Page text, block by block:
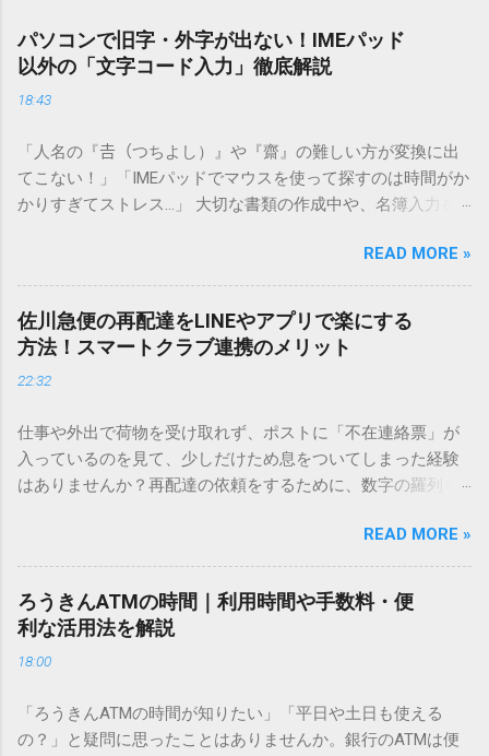
パソコンで旧字・外字が出ない！IMEパッド
以外の「文字コード入力」徹底解説
18:43
「人名の『𠮷（つちよし）』や『齋』の難しい方が変換に出
てこない！」「IMEパッドでマウスを使って探すのは時間がか
かりすぎてストレス…」 大切な書類の作成中や、名簿入力を
てしまいますよね。多くの人が「IMEパッド（手書き入力）」
を使いますが、実はマウスで一画ずつ書くのは非効率です
し、似た漢字が多すぎて結局見つからないことも少なくあり
ません。 そこで今回は、IMEパッドを使わずに、特定のコー
ドを打ち込むだけで一瞬で旧字や外字、特殊記号を呼び出す
「文字コード入力」のテクニックを詳しく解説します。 この
必要はありません。 1. なぜ「変換」しても旧字・外字が出て
こないのか？ そもそも、なぜ普通の変換で出てこない漢字が
あるのでしょうか。その理由は、パソコンが文字を認識する
は、JIS規格（日本産業規格）によって「第1水準」「第2水
準」といった形で整理されています。しかし、人名や地名に
使われる非常に古い漢字（旧字）や、特定の組織だけで作ら
れた「外字」は、この一般的な変換リストに含まれていない
ン上のすべての文字には、いわば「住所」のような番号が割
り振られています。変換候補に出ない文字でも、この住所
READ MORE »
佐川急便の再配達をLINEやアプリで楽にする
方法！スマートクラブ連携のメリット
22:32
仕事や外出で荷物を受け取れず、ポストに「不在連絡票」が
入っているのを見て、少しだけため息をついてしまった経験
はありませんか？再配達の依頼をするために、数字の羅列を
ことに申し訳なさを感じたりすることもあるかもしれませ
ん。 「もっとスムーズに、自分のタイミングで受け取りた
い」 「わざわざ電話をかけずに、スマホ一つで完結させた
い」 そんな願いを叶えてくれるのが、佐川急便の会員制サー
ビス「スマートクラブ」と、LINEや公式アプリの連携です。
これらを活用するだけで、再配達のストレスは驚くほど軽く
受け取り術と、連携による具体的なメリットを徹底解説しま
す。 佐川急便の再配達が劇的に変わる「スマートクラブ」と
READ MORE »
ろうきんATMの時間｜利用時間や手数料・便
利な活用法を解説
18:00
「ろうきんATMの時間が知りたい」「平日や土日も使える
の？」と疑問に思ったことはありませんか。銀行のATMは便